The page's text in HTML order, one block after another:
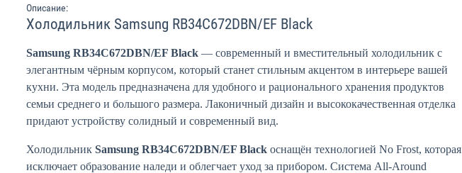
Описание:
Холодильник Samsung RB34C672DBN/EF Black
Samsung RB34C672DBN/EF Black — современный и вместительный холодильник с
элегантным чёрным корпусом, который станет стильным акцентом в интерьере вашей
кухни. Эта модель предназначена для удобного и рационального хранения продуктов
семьи среднего и большого размера. Лаконичный дизайн и высококачественная отделка
придают устройству солидный и современный вид.
Холодильник Samsung RB34C672DBN/EF Black оснащён технологией No Frost, которая
исключает образование наледи и облегчает уход за прибором. Система All-Around